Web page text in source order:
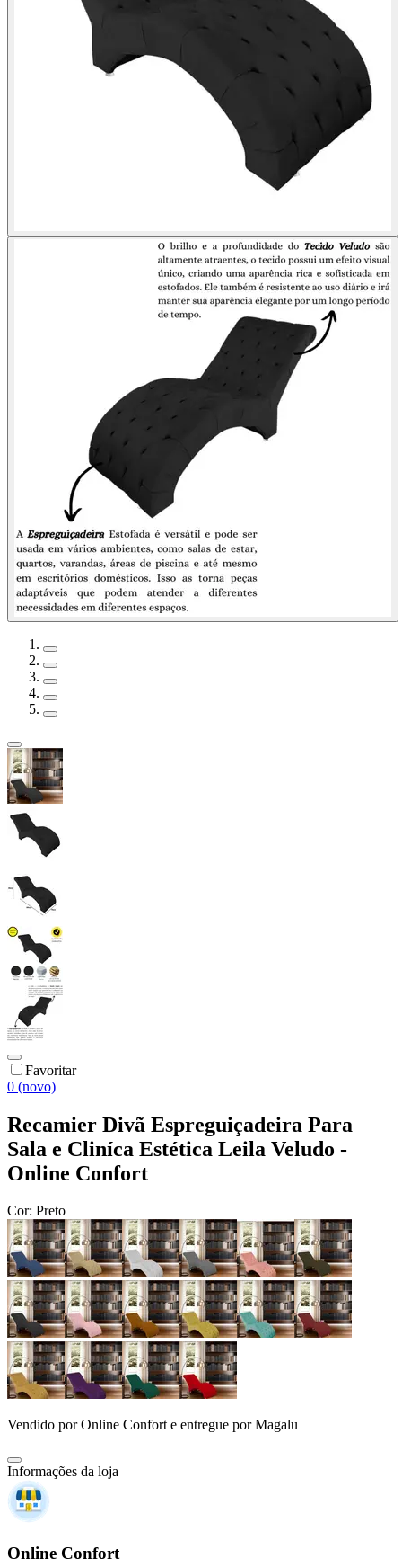
Favoritar
0 (novo)
Recamier Divã Espreguiçadeira Para
Sala e Cliníca Estética Leila Veludo -
Online Confort
Cor: Preto
Vendido porOnline Conforte entregue por Magalu
Informações da loja
Online Confort